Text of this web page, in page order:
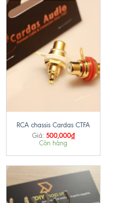
RCA chassis Cardas CTFA
Giá: 500,000₫
Còn hàng